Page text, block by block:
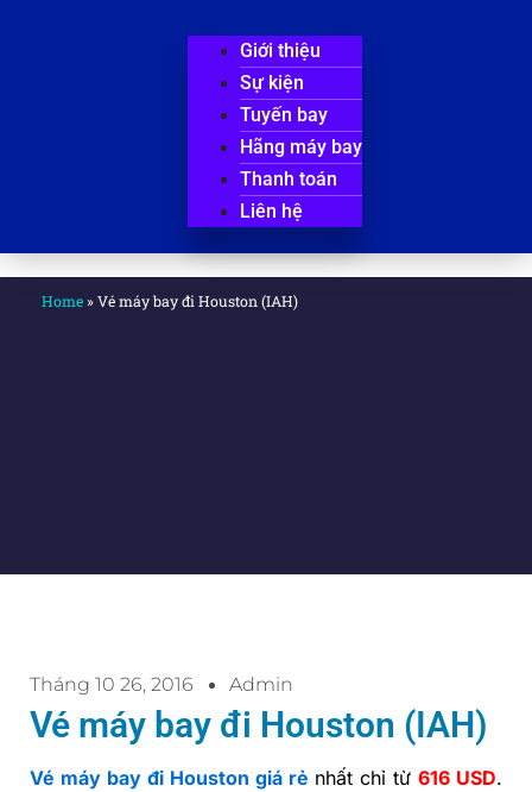
Giới thiệu
Sự kiện
Tuyến bay
Hãng máy bay
Thanh toán
Liên hệ
Home »Vé máy bay đi Houston (IAH)
Tháng 10 26, 2016 Admin
Vé máy bay đi Houston (IAH)
Vé máy bay đi Houston giá rẻ nhất chỉ từ 616 USD.